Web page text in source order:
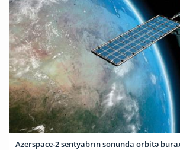
Azerspace-2 sentyabrın sonunda orbitə